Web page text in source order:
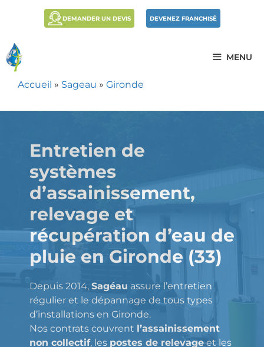
DEMANDER UN DEVIS DEVENEZ FRANCHISÉ
MENU
Accueil » Sageau » Gironde
Entretien de
systèmes
d’assainissement,
relevage et
récupération d’eau de
pluie en Gironde (33)
Depuis 2014, Sagéau assure l’entretien
régulier et le dépannage de tous types
d’installations en Gironde.
Nos contrats couvrent l’assainissement
non collectif, les postes de relevageet les